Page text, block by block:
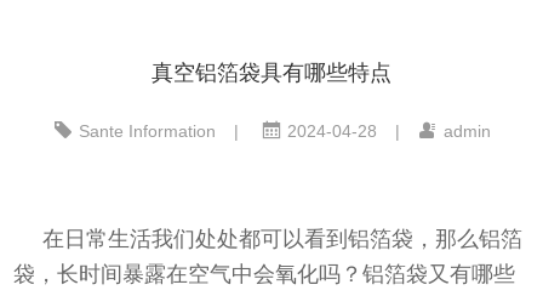
真空铝箔袋具有哪些特点
Sante Information | 2024-04-28 | admin
在日常生活我们处处都可以看到铝箔袋，那么铝箔
袋，长时间暴露在空气中会氧化吗？铝箔袋又有哪些